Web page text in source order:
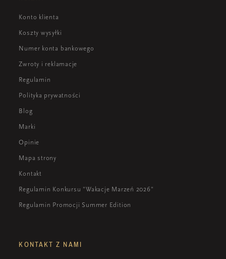
Konto klienta
Koszty wysyłki
Numer konta bankowego
Zwroty i reklamacje
Regulamin
Polityka prywatności
Blog
Marki
Opinie
Mapa strony
Kontakt
Regulamin Konkursu "Wakacje Marzeń 2026"
Regulamin Promocji Summer Edition
KONTAKT Z NAMI